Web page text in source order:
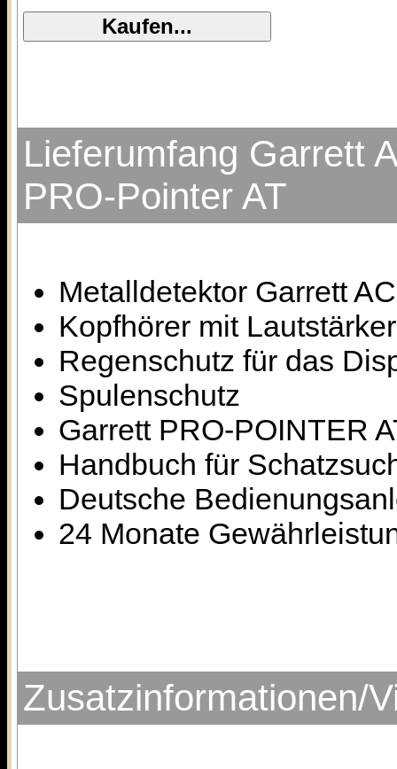
Lieferumfang Garrett
PRO-Pointer AT
Metalldetektor Garrett
Kopfhörer mit
Regenschutz für das
Spulenschutz
Garrett PRO-POINTER
Handbuch für
Deutsche
24 Monate
Zusatzinformationen/